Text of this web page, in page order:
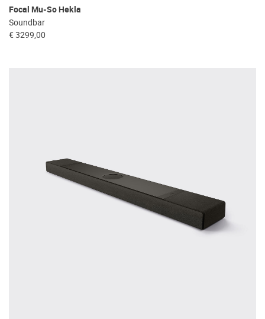
Focal Mu-So Hekla
Soundbar
€ 3299,00